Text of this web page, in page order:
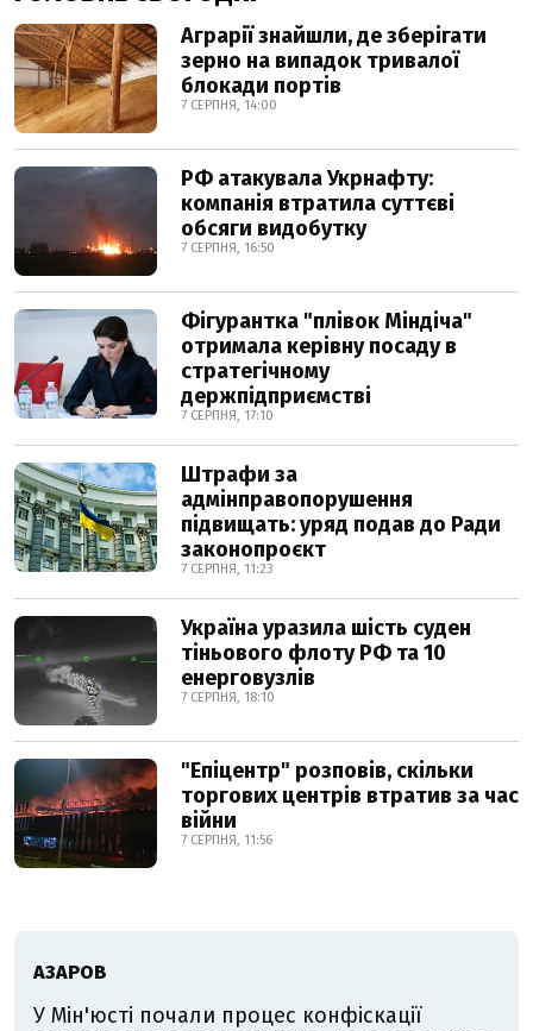
Аграрії знайшли, де зберігати
зерно на випадок тривалої
блокади портів
7 СЕРПНЯ, 14:00
РФ атакувала Укрнафту:
компанія втратила суттєві
обсяги видобутку
7 СЕРПНЯ, 16:50
Фігурантка "плівок Міндіча"
отримала керівну посаду в
стратегічному
держпідприємстві
7 СЕРПНЯ, 17:10
Штрафи за
адмінправопорушення
підвищать: уряд подав до Ради
законопроєкт
7 СЕРПНЯ, 11:23
Україна уразила шість суден
тіньового флоту РФ та 10
енерговузлів
7 СЕРПНЯ, 18:10
"Епіцентр" розповів, скільки
торгових центрів втратив за час
війни
7 СЕРПНЯ, 11:56
АЗАРОВ
У Мін'юсті почали процес конфіскації